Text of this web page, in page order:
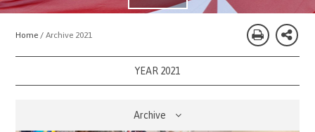
Home / Archive 2021
YEAR 2021
Archive